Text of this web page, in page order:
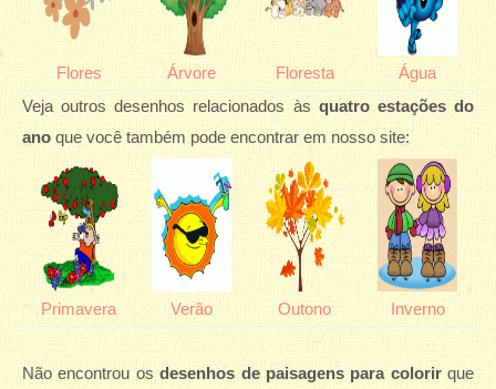
Flores Árvore Floresta
Água
Veja outros desenhos relacionados às quatro estações do
ano que você também pode encontrar em nosso site:
Primavera Verão Outono Inverno
Não encontrou osdesenhos de paisagens para colorirque